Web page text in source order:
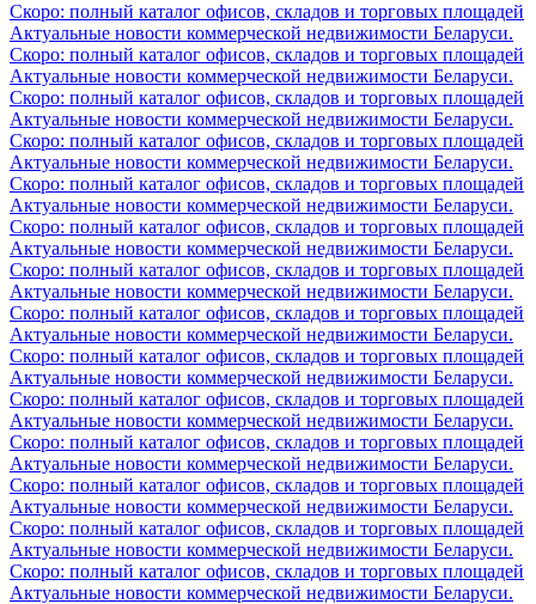
Скоро: полный каталог офисов, складов и торговых площадей
Актуальные новости коммерческой недвижимости Беларуси.
Скоро: полный каталог офисов, складов и торговых площадей
Актуальные новости коммерческой недвижимости Беларуси.
Скоро: полный каталог офисов, складов и торговых площадей
Актуальные новости коммерческой недвижимости Беларуси.
Скоро: полный каталог офисов, складов и торговых площадей
Актуальные новости коммерческой недвижимости Беларуси.
Скоро: полный каталог офисов, складов и торговых площадей
Актуальные новости коммерческой недвижимости Беларуси.
Скоро: полный каталог офисов, складов и торговых площадей
Актуальные новости коммерческой недвижимости Беларуси.
Скоро: полный каталог офисов, складов и торговых площадей
Актуальные новости коммерческой недвижимости Беларуси.
Скоро: полный каталог офисов, складов и торговых площадей
Актуальные новости коммерческой недвижимости Беларуси.
Скоро: полный каталог офисов, складов и торговых площадей
Актуальные новости коммерческой недвижимости Беларуси.
Скоро: полный каталог офисов, складов и торговых площадей
Актуальные новости коммерческой недвижимости Беларуси.
Скоро: полный каталог офисов, складов и торговых площадей
Актуальные новости коммерческой недвижимости Беларуси.
Скоро: полный каталог офисов, складов и торговых площадей
Актуальные новости коммерческой недвижимости Беларуси.
Скоро: полный каталог офисов, складов и торговых площадей
Актуальные новости коммерческой недвижимости Беларуси.
Скоро: полный каталог офисов, складов и торговых площадей
Актуальные новости коммерческой недвижимости Беларуси.